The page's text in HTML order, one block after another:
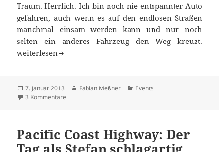
Traum. Herrlich. Ich bin noch nie entspannter Auto
gefahren, auch wenn es auf den endlosen Straßen
manchmal einsam werden kann und nur noch
selten ein anderes Fahrzeug den Weg kreuzt.
Flow-Rider: Flüssiges Syrup für deutschen
weiterlesen
Veröffentlicht
am
7. Januar 2013 Autor
Fabian Meßner Kategorien
Events
3 Kommentare
Pacific Coast Highway: Der
Tag als Stefan schlagartig